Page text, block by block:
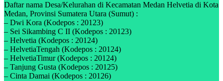
Daftar nama Desa/Kelurahan di Kecamatan Medan Helvetia di Kota
Medan, Provinsi Sumatera Utara (Sumut) :
– Dwi Kora (Kodepos : 20123)
– Sei Sikambing C II (Kodepos : 20123)
– Helvetia (Kodepos : 20124)
– HelvetiaTengah (Kodepos : 20124)
– HelvetiaTimur (Kodepos : 20124)
– Tanjung Gusta (Kodepos : 20125)
– Cinta Damai (Kodepos : 20126)